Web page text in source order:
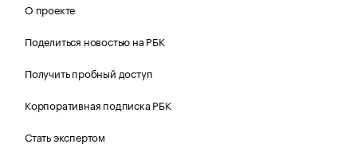
О проекте
Поделиться новостью на РБК
Получить пробный доступ
Корпоративная подписка РБК
Стать экспертом